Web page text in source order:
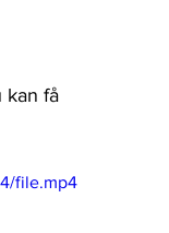
file.mp4